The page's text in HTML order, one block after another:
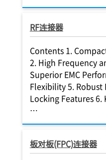
RF连接器
Contents 1.
2. High Frequency
Superior EMC
Flexibility 5.
Locking Features
…
板对板(FPC)连接器